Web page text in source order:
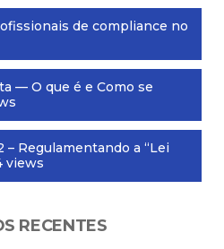
de compliance no
— O que é e Como se
– Regulamentando a “Lei
views
RECENTES